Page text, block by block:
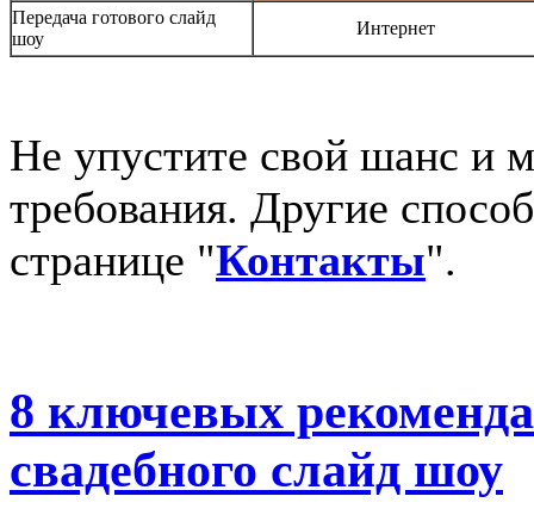
Передача готового слайд
шоу
Интернет
Не упустите свой шанс и
требования. Другие
странице "Контакты".
8 ключевых
свадебного слайд шоу